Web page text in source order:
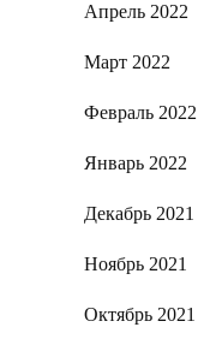
Апрель 2022
Март 2022
Февраль 2022
Январь 2022
Декабрь 2021
Ноябрь 2021
Октябрь 2021